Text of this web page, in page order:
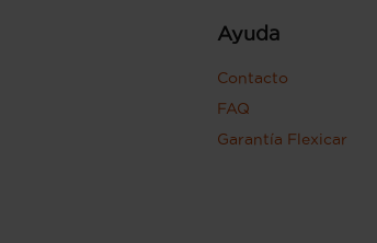
Ayuda
Contacto
FAQ
Garantía Flexicar